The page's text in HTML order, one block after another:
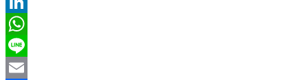
LinkedIn
WhatsApp
Line